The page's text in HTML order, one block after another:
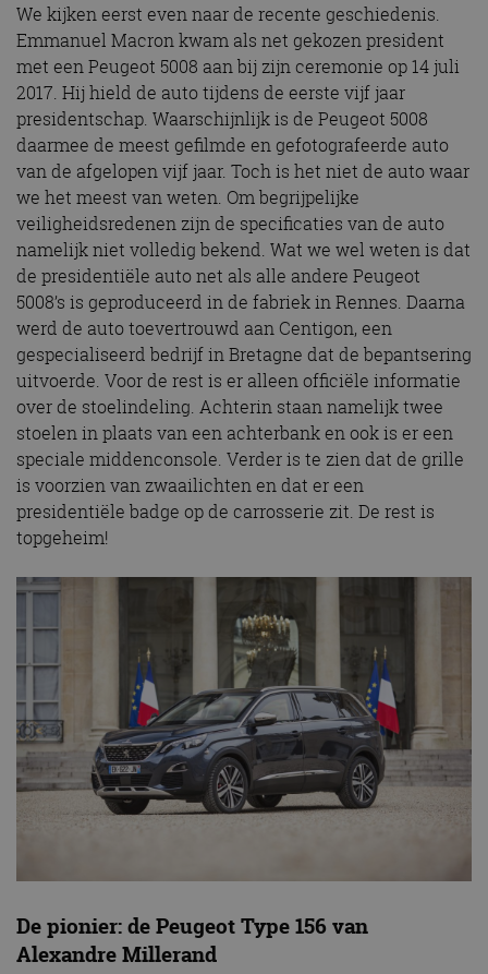
We kijken eerst even naar de recente geschiedenis.
Emmanuel Macron kwam als net gekozen president
met een Peugeot 5008 aan bij zijn ceremonie op 14 juli
2017. Hij hield de auto tijdens de eerste vijf jaar
presidentschap. Waarschijnlijk is de Peugeot 5008
daarmee de meest gefilmde en gefotografeerde auto
van de afgelopen vijf jaar. Toch is het niet de auto waar
we het meest van weten. Om begrijpelijke
veiligheidsredenen zijn de specificaties van de auto
namelijk niet volledig bekend. Wat we wel weten is dat
de presidentiële auto net als alle andere Peugeot
5008’s is geproduceerd in de fabriek in Rennes. Daarna
werd de auto toevertrouwd aan Centigon, een
gespecialiseerd bedrijf in Bretagne dat de bepantsering
uitvoerde. Voor de rest is er alleen officiële informatie
over de stoelindeling. Achterin staan namelijk twee
stoelen in plaats van een achterbank en ook is er een
speciale middenconsole. Verder is te zien dat de grille
is voorzien van zwaailichten en dat er een
presidentiële badge op de carrosserie zit. De rest is
topgeheim!
De pionier: de Peugeot Type 156 van
Alexandre Millerand